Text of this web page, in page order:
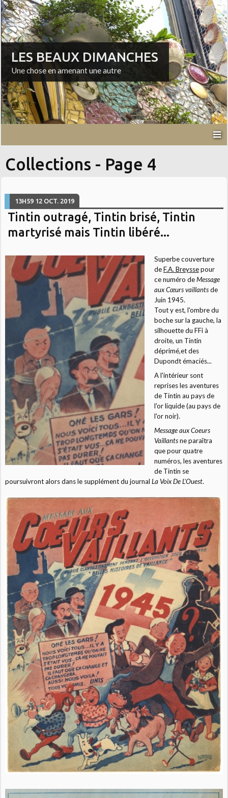
LES BEAUX DIMANCHES
Une chose en amenant une autre
Collections - Page 4
13H59 12 OCT. 2019
Tintin outragé, Tintin brisé, Tintin
martyrisé mais Tintin libéré...
Superbe couverture
deF.A. Breyssepour
ce numéro deMessage
aux Cœurs vaillantsde
Juin 1945.
Tout y est, l'ombre du
boche sur la gauche, la
silhouette du FFi à
droite, un Tintin
déprimé,et des
Dupondt émaciés...
A l'intérieur sont
reprises les aventures
de Tintin au pays de
l'or liquide (au pays de
l'or noir).
Message aux Coeurs
Vaillantsne paraîtra
que pour quatre
numéros, les aventures
de Tintin se
poursuivront alors dans le supplément du journalLa Voix De L'Ouest.